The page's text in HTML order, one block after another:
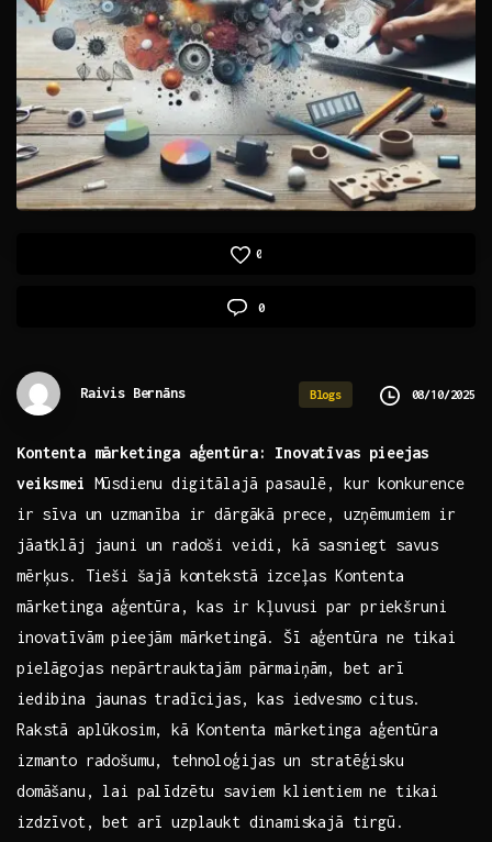
0
0
Raivis Bernāns Blogs 08/10/2025
Kontenta mārketinga aģentūra: Inovatīvas⁤ pieejas
veiksmei Mūsdienu digitālajā pasaulē, kur konkurence
ir⁤ sīva​ un uzmanība ir dārgākā prece, uzņēmumiem ir
jāatklāj jauni​ un radoši veidi, kā sasniegt savus
‌mērķus. ⁣Tieši šajā‍ kontekstā izceļas Kontenta
mārketinga ⁣aģentūra,⁣ kas ir kļuvusi⁢ par⁢ priekšruni
inovatīvām pieejām mārketingā. Šī aģentūra ne tikai
pielāgojas nepārtrauktajām pārmaiņām, bet arī ​
iedibina jaunas tradīcijas, ⁣kas iedvesmo citus.
Rakstā aplūkosim,⁣ kā Kontenta mārketinga aģentūra
izmanto radošumu, tehnoloģijas un ​stratēģisku
domāšanu, ‌lai palīdzētu saviem klientiem ne tikai⁣
izdzīvot, bet ‍arī uzplaukt ⁤dinamiskajā tirgū.